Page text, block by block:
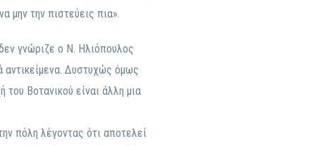
μην την πιστεύεις πια».
γνώριζε ο Ν. Ηλιόπουλος
αντικείμενα. Δυστυχώς όμως
Βοτανικού είναι άλλη μια
πόλη λέγοντας ότι αποτελεί